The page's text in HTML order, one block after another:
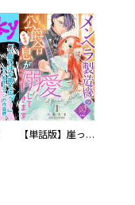
【単話版】崖っぷち令嬢ですが、意地と策略で幸せになります！シリーズ